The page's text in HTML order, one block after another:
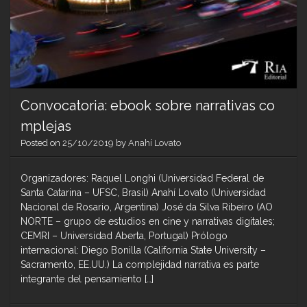
Convocatoria: ebook sobre narrativas co
mplejas
Posted on 25/10/2019 by Anahí Lovato
Organizadores: Raquel Longhi (Universidad Federal de
Santa Catarina – UFSC, Brasil) Anahí Lovato (Universidad
Nacional de Rosario, Argentina) José da Silva Ribeiro (AO
NORTE – grupo de estudios en cine y narrativas digitales;
CEMRI – Universidad Aberta, Portugal) Prólogo
internacional: Diego Bonilla (California State University –
Sacramento, EE.UU.) La complejidad narrativa es parte
integrante del pensamiento […]